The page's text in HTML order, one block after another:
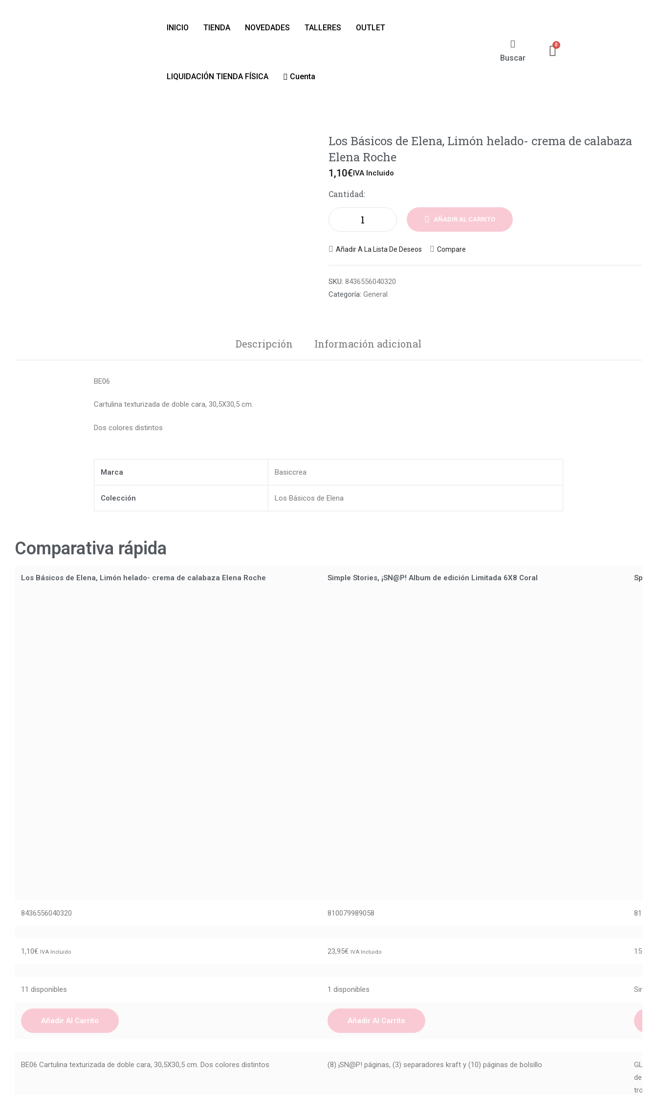
INICIO TIENDA NOVEDADES TALLERES OUTLET
LIQUIDACIÓN TIENDA FÍSICA Cuenta
Buscar
Los Básicos de Elena, Limón helado- crema de calabaza
Elena Roche
1,10€IVA Incluido
Cantidad:
AÑADIR AL CARRITO
Añadir A La Lista De Deseos Compare
SKU: 8436556040320
Categoría: General
Descripción Información adicional
BE06
Cartulina texturizada de doble cara, 30,5X30,5 cm.
Dos colores distintos
Marca Basiccrea
Colección Los Básicos de Elena
Comparativa rápida
Los Básicos de Elena, Limón helado- crema de calabaza Elena Roche Simple Stories, ¡SN@P! Album de edición Limitada 6X8 Coral
8436556040320 810079989058
1,10€ IVA Incluido 23,95€ IVA Incluido 157,00
11 disponibles 1 disponibles Sin
Añadir Al Carrito Añadir Al Carrito
BE06 Cartulina texturizada de doble cara, 30,5X30,5 cm. Dos colores distintos (8) ¡SN@P! páginas, (3) separadores kraft y (10) páginas de bolsillo
GLS-
de